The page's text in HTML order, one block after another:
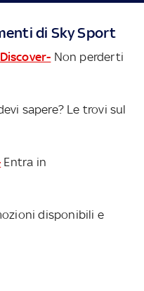
di Sky Sport
Non perderti
sapere? Le trovi sul
Entra in
disponibili e